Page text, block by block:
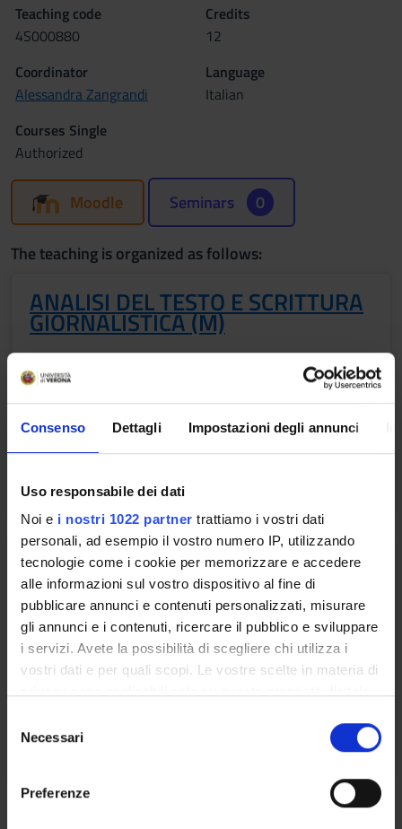
Consenso Dettagli Impostazioni degli annunci
Uso responsabile dei dati
Noi e i nostri 1022 partner trattiamo i vostri dati
personali, ad esempio il vostro numero IP, utilizzando
tecnologie come i cookie per memorizzare e accedere
alle informazioni sul vostro dispositivo al fine di
pubblicare annunci e contenuti personalizzati, misurare
gli annunci e i contenuti, ricercare il pubblico e sviluppare
i servizi. Avete la possibilità di scegliere chi utilizza i
vostri dati e per quali scopi. Le vostre scelte in materia di
modificare o revocare il proprio consenso in qualsiasi
momento dalla Dichiarazione sui cookie o facendo clic
Necessari
Preferenze
Teaching code
4S000880
Credits
12
Coordinator
Alessandra Zangrandi
Language
Italian
Courses Single
Authorized
Moodle Seminars 0
The teaching is organized as follows:
ANALISI DEL TESTO E SCRITTURA
GIORNALISTICA (M)
Credits
6
Period
Alessandra Zangrandi
Lessons timetable
LETTERATURA, EDITORIA E
GIORNALISMO (M)
Credits
6
Period
CuCi 2 B
Academic staff
Rossella Bonfatti
Lessons timetable